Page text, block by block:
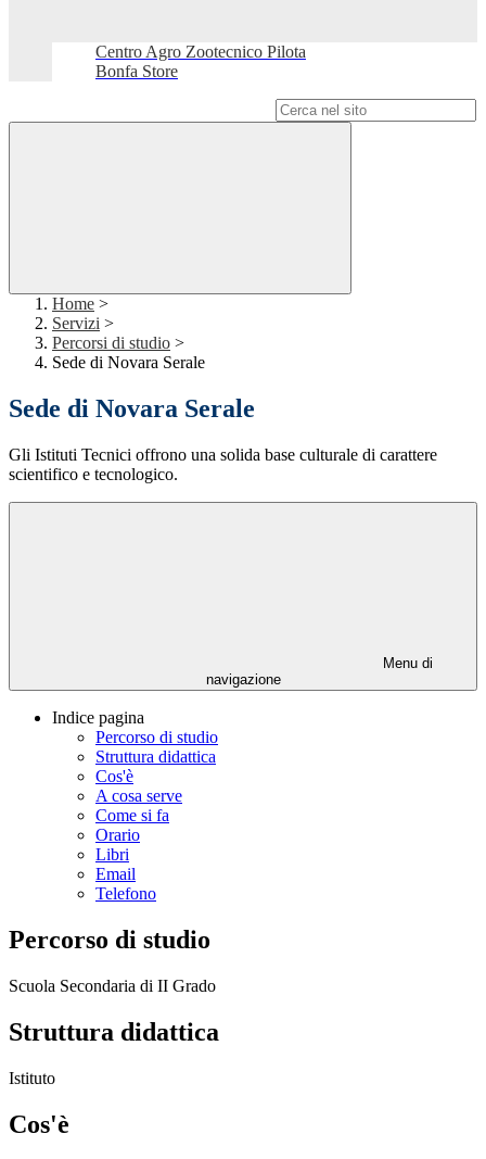
Centro Agro Zootecnico Pilota
Bonfa Store
Home >
Servizi >
Percorsi di studio >
Sede di Novara Serale
Sede di Novara Serale
Gli Istituti Tecnici offrono una solida base culturale di carattere
scientifico e tecnologico.
Menu di
navigazione
Indice pagina
Percorso di studio
Struttura didattica
Cos'è
A cosa serve
Come si fa
Orario
Libri
Email
Telefono
Percorso di studio
Scuola Secondaria di II Grado
Struttura didattica
Istituto
Cos'è